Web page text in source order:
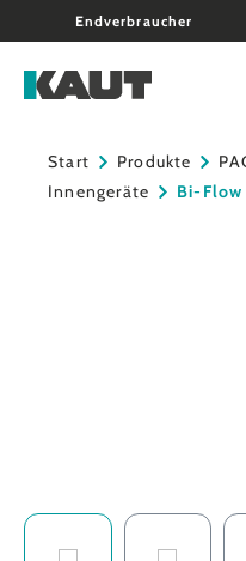
springenEndverbraucher
Start Produkte
Innengeräte
Bi-Flow